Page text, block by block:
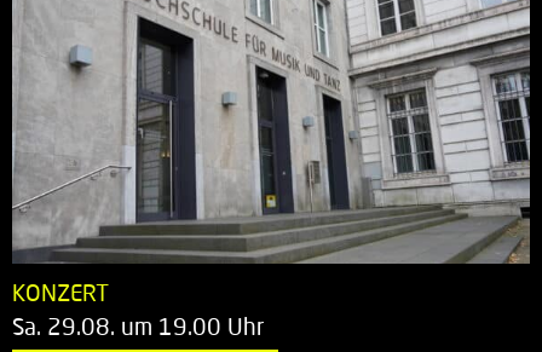
KONZERT
Sa. 29.08. um 19.00 Uhr